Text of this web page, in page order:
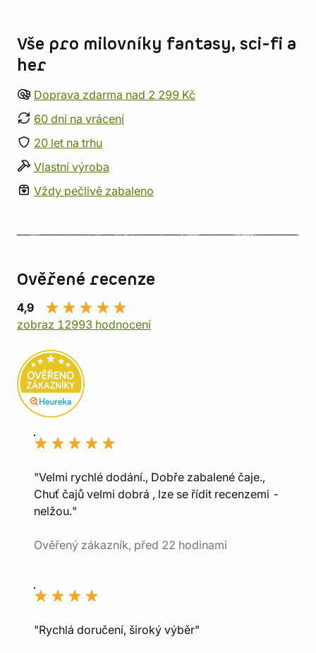
Vše pro milovníky fantasy, sci-fi a
her
Doprava zdarma nad 2 299 Kč
60 dní na vrácení
20 let na trhu
Vlastní výroba
Vždy pečlivě zabaleno
Ověřené recenze
4,9
zobraz 12993 hodnocení
"Velmi rychlé dodání., Dobře zabalené čaje.,
Chuť čajů velmi dobrá , lze se řídit recenzemi -
nelžou."
Ověřený zákazník, před 22 hodinami
"Rychlá doručení, široký výběr"